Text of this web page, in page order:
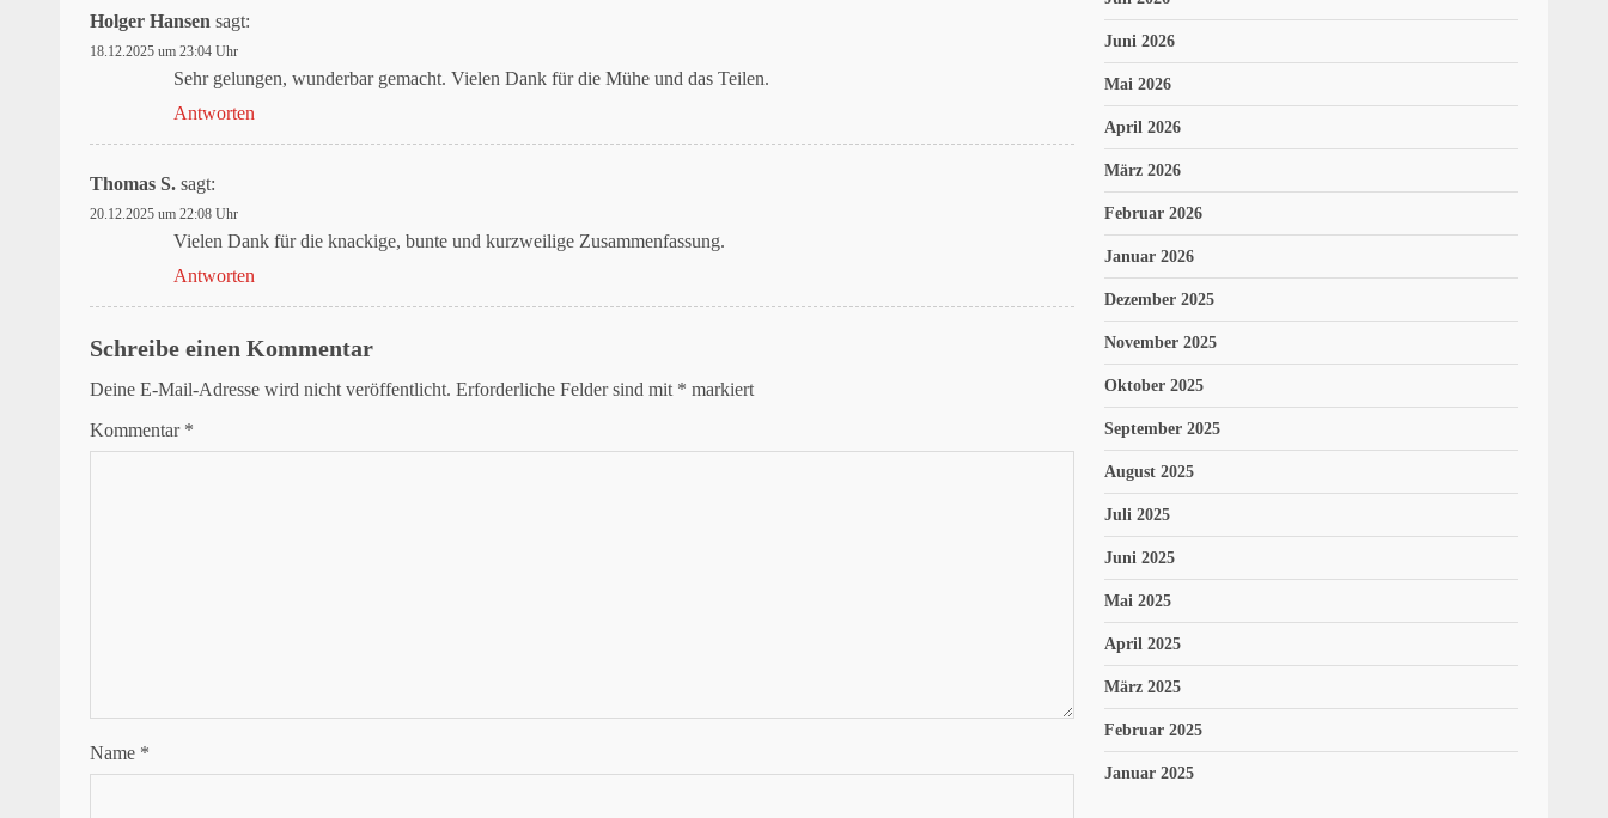
Holger Hansen sagt:
18.12.2025 um 23:04 Uhr
Sehr gelungen, wunderbar gemacht. Vielen Dank für die Mühe und das Teilen.
Antworten
Thomas S. sagt:
20.12.2025 um 22:08 Uhr
Vielen Dank für die knackige, bunte und kurzweilige Zusammenfassung.
Antworten
Schreibe einen Kommentar
Deine E-Mail-Adresse wird nicht veröffentlicht. Erforderliche Felder sind mit * markiert
Kommentar *
Name *
Juni 2026
Mai 2026
April 2026
März 2026
Februar 2026
Januar 2026
Dezember 2025
November 2025
Oktober 2025
September 2025
August 2025
Juli 2025
Juni 2025
Mai 2025
April 2025
März 2025
Februar 2025
Januar 2025